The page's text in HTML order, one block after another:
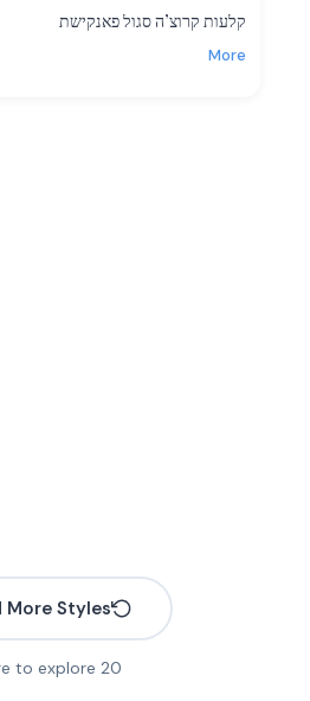
קלעות קרוצ’ה סגול פאנקישת
More
More Styles
20